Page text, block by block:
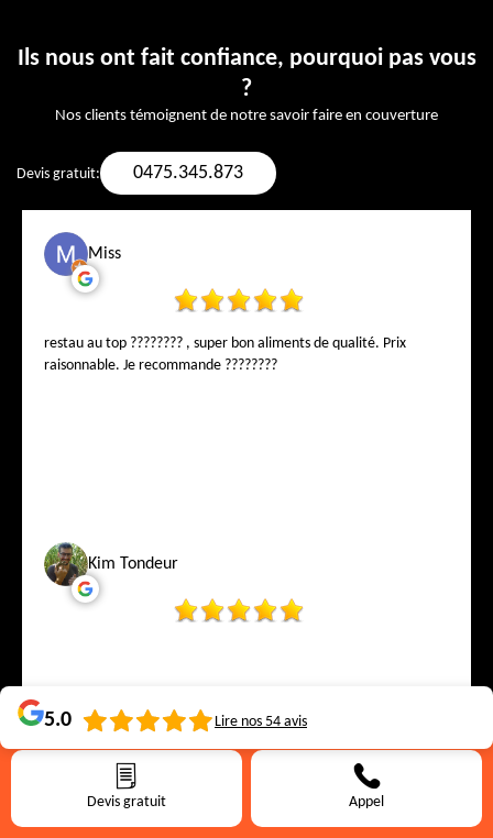
Devis gratuit Appel
Ils nous ont fait confiance, pourquoi pas vous
?
Nos clients témoignent de notre savoir faire en couverture
Devis gratuit: 0475.345.873
Miss
restau au top ???????? , super bon aliments de qualité. Prix
raisonnable. Je recommande ????????
Kim Tondeur
5.0 Lire nos 54 avis